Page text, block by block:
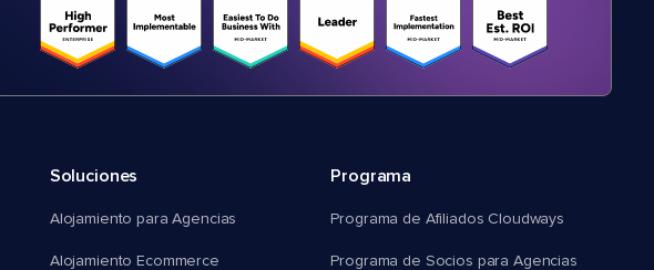
Soluciones
Alojamiento para Agencias
Alojamiento Ecommerce
Programa
Programa de Afiliados Cloudways
Programa de Socios para Agencias